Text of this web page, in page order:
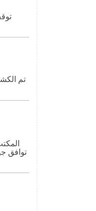
تم
توافق